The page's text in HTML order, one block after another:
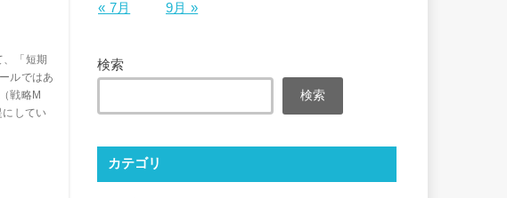
「短期
ルではあ
戦略M
にしてい
« 7月
9月 »
検索
検索
カテゴリ